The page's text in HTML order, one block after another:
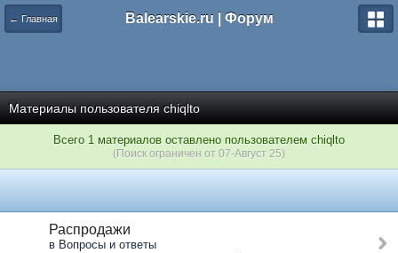
← Главная Balearskie.ru | Форум
Материалы пользователя chiqlto
Всего 1 материалов оставлено пользователем chiqlto
(Поиск ограничен от 07-Август 25)
Распродажи
в Вопросы и ответы